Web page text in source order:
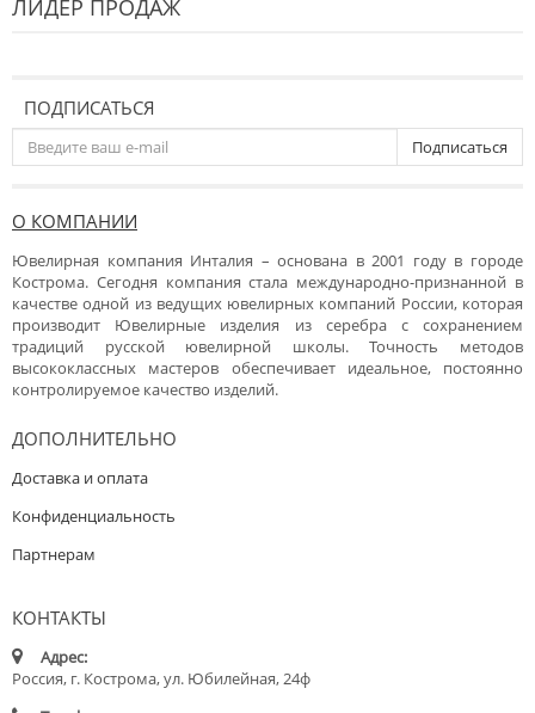
ЛИДЕР ПРОДАЖ
ПОДПИСАТЬСЯ
Подписаться
О КОМПАНИИ
Ювелирная компания Инталия – основана в 2001 году в городе
Кострома. Сегодня компания стала международно-признанной в
качестве одной из ведущих ювелирных компаний России, которая
производит Ювелирные изделия из серебра с сохранением
традиций русской ювелирной школы. Точность методов
высококлассных мастеров обеспечивает идеальное, постоянно
контролируемое качество изделий.
ДОПОЛНИТЕЛЬНО
Доставка и оплата
Конфиденциальность
Партнерам
КОНТАКТЫ
Адрес:
Россия, г. Кострома, ул. Юбилейная, 24ф